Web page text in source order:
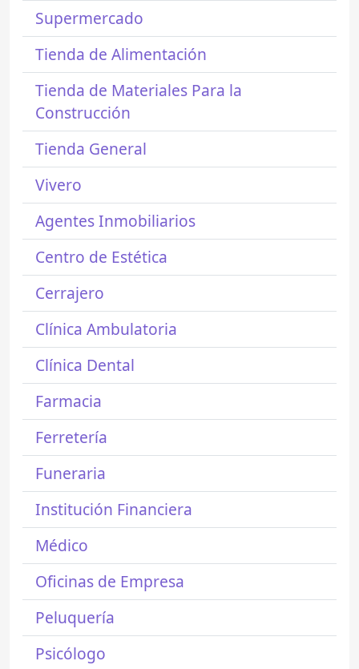
Supermercado
Tienda de Alimentación
Tienda de Materiales Para la
Construcción
Tienda General
Vivero
Agentes Inmobiliarios
Centro de Estética
Cerrajero
Clínica Ambulatoria
Clínica Dental
Farmacia
Ferretería
Funeraria
Institución Financiera
Médico
Oficinas de Empresa
Peluquería
Psicólogo